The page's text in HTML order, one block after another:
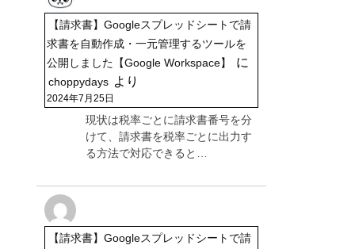
【請求書】Googleスプレッドシートで請
求書を自動作成・一元管理するツールを
公開しました【Google Workspace】
に
choppydays より
2024年7月25日
現状は税率ごとに請求書番号を分
けて、請求書を税率ごとに出力す
る方法で対応できると…
【請求書】Googleスプレッドシートで請